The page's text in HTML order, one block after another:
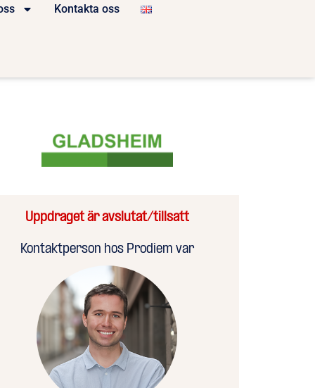
Kontakta oss
Uppdraget är avslutat/tillsatt
Kontaktperson hos Prodiem var